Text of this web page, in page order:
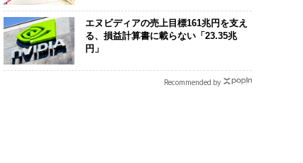
”を超えて─エス
描く、新しい日
ジュアリー（中
「コンディション」が成
果を左右する――「BAKUN
E」のTENTIALが支える
「挑戦者の明日」
アフリカの農
小1の壁。2人
手にした「次
エヌビディアの売上目標161兆円を支え
る、損益計算書に載らない「23.35兆
円」
Recommended by